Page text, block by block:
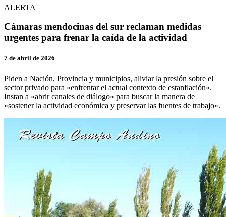
ALERTA
Cámaras mendocinas del sur reclaman medidas
urgentes para frenar la caída de la actividad
7 de abril de 2026
Piden a Nación, Provincia y municipios, aliviar la presión sobre el
sector privado para «enfrentar el actual contexto de estanflación».
Instan a «abrir canales de diálogo» para buscar la manera de
«sostener la actividad económica y preservar las fuentes de trabajo».